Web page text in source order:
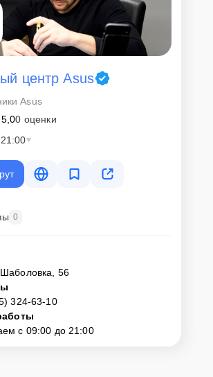
и безопасность личных данных на
клиентов, в соответствии с
Российской Федерации.
ремонт
ремонта монитора Asus Strix XG17AHP
Заявку на сайте
324-63-10. Наши специалисты оперативно
по всем необходимым вопросам, запишут на
с вариантами курьерской доставки или
центр Asus
Asus
5,00 оценки
0
56
324-63-10
с 09:00 до 21:00